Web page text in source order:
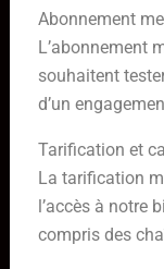
Abonnement
L’abonnement
souhaitent
d’un
Tarification et
La tarification
l’accès à notre
compris des